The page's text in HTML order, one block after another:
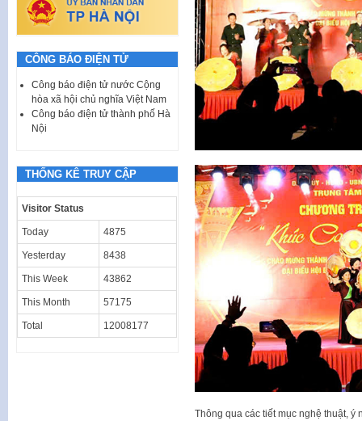
Thông qua các tiết mục nghệ thuật,
CÔNG BÁO ĐIỆN TỬ
Công báo điện tử nước Cộng
hòa xã hội chủ nghĩa Việt Nam
Công báo điện tử thành phố Hà
Nội
THỐNG KÊ TRUY CẬP
Visitor Status
Today 4875
Yesterday 8438
This Week 43862
This Month 57175
Total 12008177